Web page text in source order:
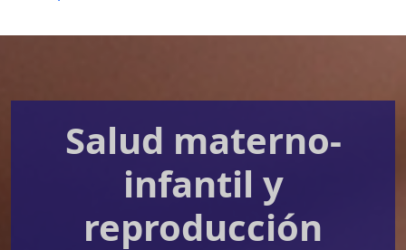
Salud materno-
infantil y
reproducción